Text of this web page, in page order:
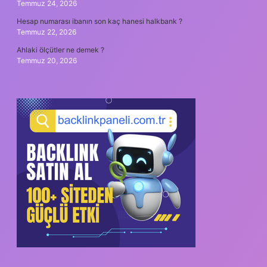
Temmuz 24, 2026
Hesap numarası ibanın son kaç hanesi halkbank ?
Temmuz 22, 2026
Ahlaki ölçütler ne demek ?
Temmuz 20, 2026